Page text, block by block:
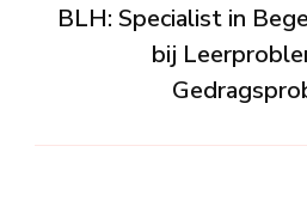
BLH: Specialist in
bij